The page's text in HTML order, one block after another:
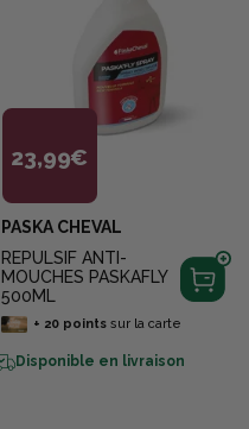
23,99€
PASKA CHEVAL
REPULSIF ANTI-
MOUCHES PASKAFLY
500ML
+ 20pointssur la carte
Disponible en livraison